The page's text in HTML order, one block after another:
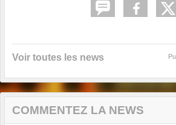
Voir toutes les news
COMMENTEZ LA NEWS